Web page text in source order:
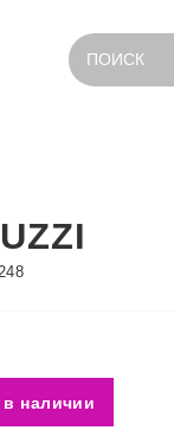
ПОИСК
в наличии